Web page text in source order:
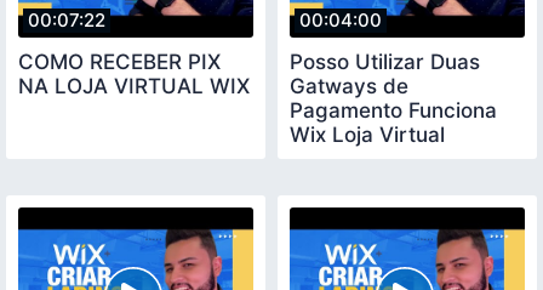
00:07:22
COMO RECEBER PIX
NA LOJA VIRTUAL WIX
00:04:00
Posso Utilizar Duas
Gatways de
Pagamento Funciona
Wix Loja Virtual